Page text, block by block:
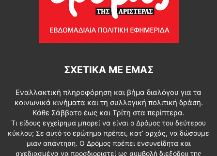
ΣΧΕΤΙΚΆ ΜΕ ΕΜΆΣ
Εναλλακτική πληροφόρηση και βήμα διαλόγου για τα
κοινωνικά κινήματα και τη συλλογική πολιτική δράση.
Κάθε Σάββατο έως και Τρίτη στα περίπτερα.
Τι είδους εγχείρημα μπορεί να είναι ο Δρόμος του δεύτερου
κύκλου; Σε αυτό το ερώτημα πρέπει, κατ’ αρχάς, να δώσουμε
μιαν απάντηση. Ο Δρόμος πρέπει ενσυνείδητα και
σχεδιασμένα να προσδιοριστεί ως συμβολή διεξόδου της